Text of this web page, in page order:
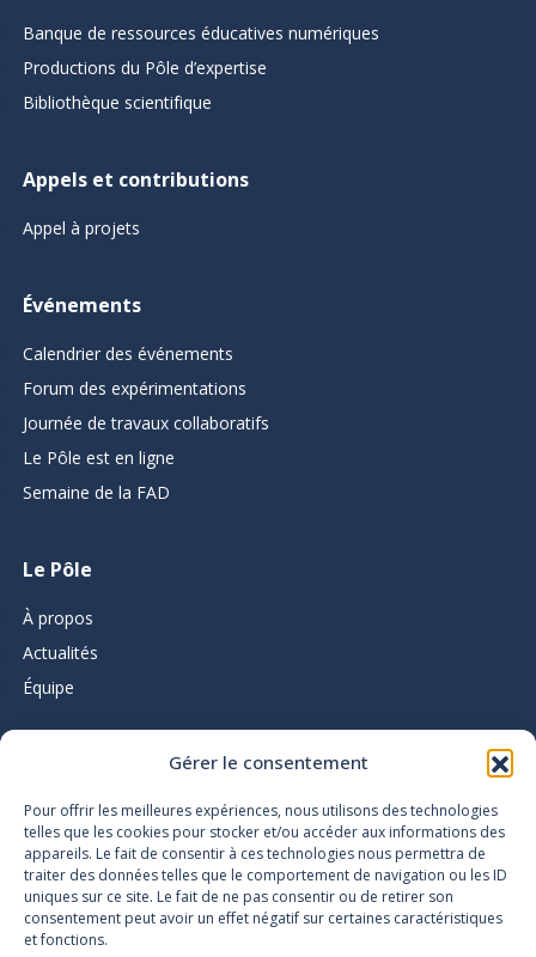
Gérer le consentement
Pour offrir les meilleures expériences, nous utilisons des technologies
telles que les cookies pour stocker et/ou accéder aux informations des
appareils. Le fait de consentir à ces technologies nous permettra de
traiter des données telles que le comportement de navigation ou les ID
uniques sur ce site. Le fait de ne pas consentir ou de retirer son
consentement peut avoir un effet négatif sur certaines caractéristiques
et fonctions.
Banque de ressources éducatives numériques
Productions du Pôle d’expertise
Bibliothèque scientifique
Appels et contributions
Appel à projets
Événements
Calendrier des événements
Forum des expérimentations
Journée de travaux collaboratifs
Le Pôle est en ligne
Semaine de la FAD
Le Pôle
À propos
Actualités
Équipe
L’infolettre du Pôle d’expertise